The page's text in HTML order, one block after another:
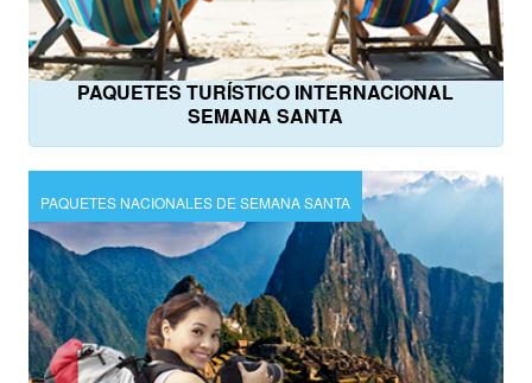
PAQUETES TURÍSTICO INTERNACIONAL
SEMANA SANTA
PAQUETES NACIONALES DE SEMANA SANTA